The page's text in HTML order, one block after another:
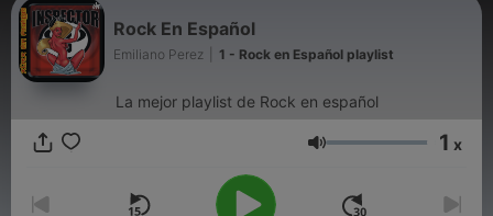
Rock En Español
Emiliano Perez 1 - Rock en Español playlist
La mejor playlist de Rock en español
Volumen 1 x